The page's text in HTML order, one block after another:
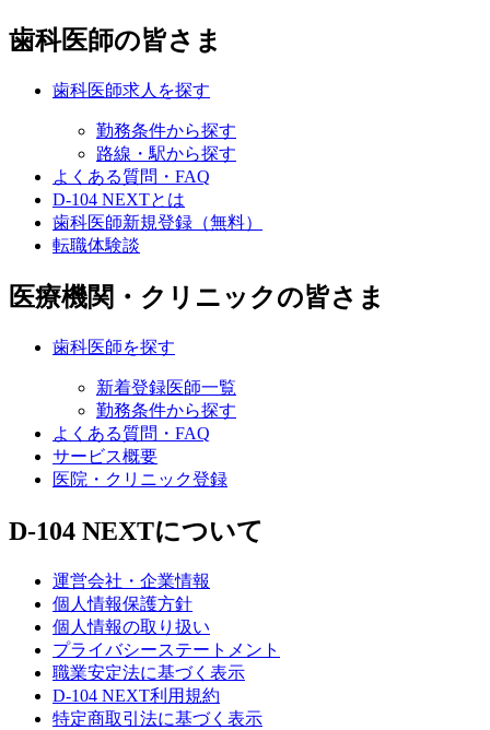
歯科医師の皆さま
歯科医師求人を探す
勤務条件から探す
路線・駅から探す
よくある質問・FAQ
D-104 NEXTとは
歯科医師新規登録（無料）
転職体験談
医療機関・クリニックの皆さま
歯科医師を探す
新着登録医師一覧
勤務条件から探す
よくある質問・FAQ
サービス概要
医院・クリニック登録
D-104 NEXTについて
運営会社・企業情報
個人情報保護方針
個人情報の取り扱い
プライバシーステートメント
職業安定法に基づく表示
D-104 NEXT利用規約
特定商取引法に基づく表示